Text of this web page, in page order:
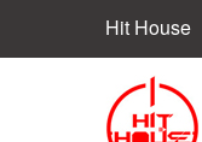
Hit House